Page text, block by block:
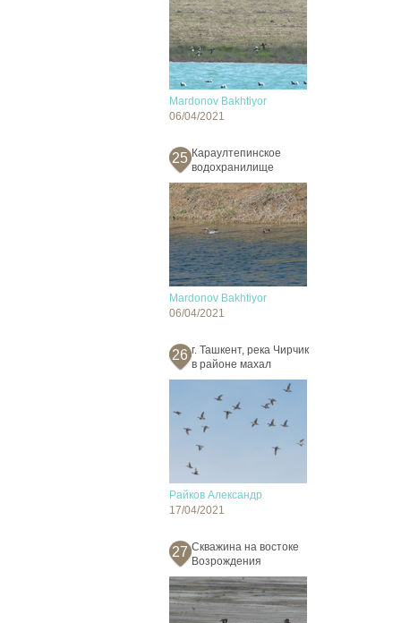
Mardonov Bakhtiyor
06/04/2021
25 Караултепинское
водохранилище
Mardonov Bakhtiyor
06/04/2021
26 г. Ташкент, река Чирчик
в районе махал
Райков Александр
17/04/2021
27 Скважина на востоке
Возрождения